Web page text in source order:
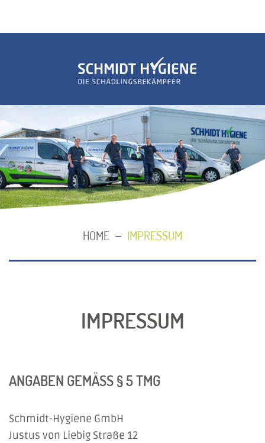
HOME IMPRESSUM
IMPRESSUM
ANGABEN GEMÄSS § 5 TMG
Schmidt-Hygiene GmbH
Justus von Liebig Straße 12